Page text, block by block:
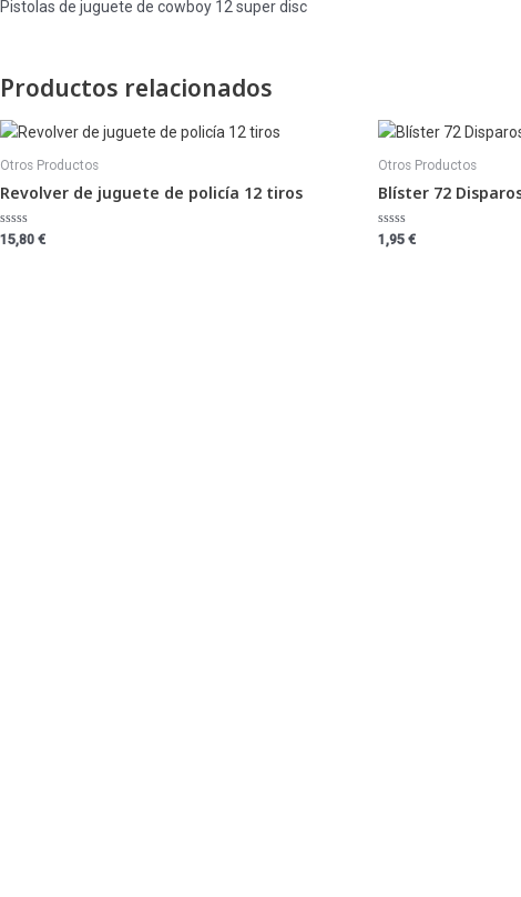
Pistolas de juguete de cowboy 12 super disc
Productos relacionados
Otros Productos
Revolver de juguete de policía 12 tiros
Valorado
con
15,80 €
Otros Productos
Blíster 72
Valorado
con
1,95 €